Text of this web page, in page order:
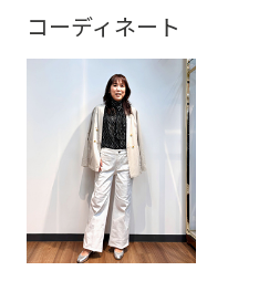
コーディネート